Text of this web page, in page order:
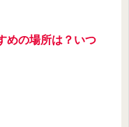
めの場所は？いつ